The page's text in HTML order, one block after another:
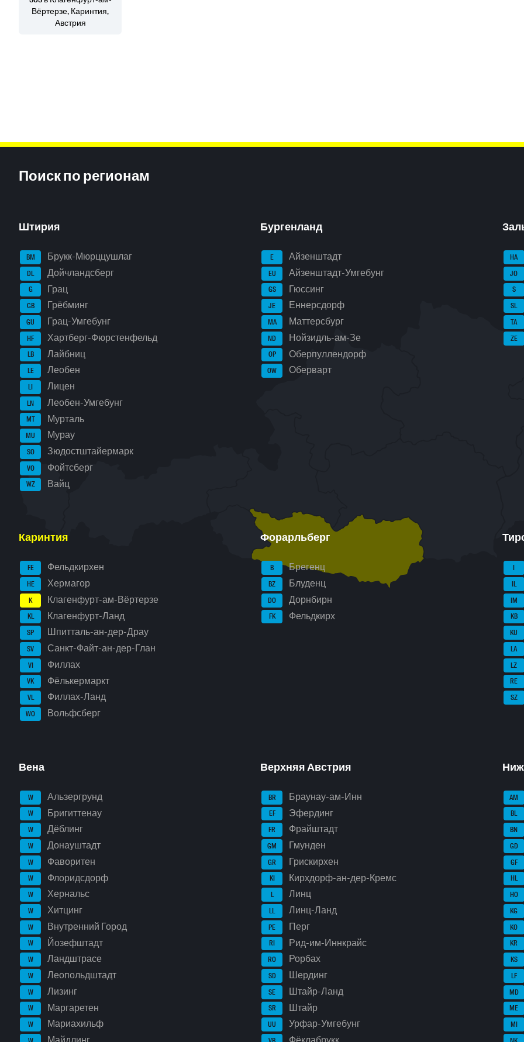
Вёртерзе, Каринтия,
Австрия
Поиск по регионам
Штирия
BM Брукк-Мюрццушлаг
DL Дойчландсберг
G Грац
GB Грёбминг
GU Грац-Умгебунг
HF Хартберг-Фюрстенфельд
LB Лайбниц
LE Леобен
LI Лицен
LN Леобен-Умгебунг
MT Мурталь
MU Мурау
SO Зюдостштайермарк
VO Фойтсберг
WZ Вайц
Бургенланд
E Айзенштадт
EU Айзенштадт-Умгебунг
GS Гюссинг
JE Еннерсдорф
MA Маттерсбург
ND Нойзидль-ам-Зе
OP Оберпуллендорф
OW Оберварт
HA
JO
S
SL
TA
ZE
Каринтия
FE Фельдкирхен
HE Хермагор
K Клагенфурт-ам-Вёртерзе
KL Клагенфурт-Ланд
SP Шпитталь-ан-дер-Драу
SV Санкт-Файт-ан-дер-Глан
VI Филлах
VK Фёлькермаркт
VL Филлах-Ланд
WO Вольфсберг
Форарльберг
B Брегенц
BZ Блуденц
DO Дорнбирн
FK Фельдкирх
I
IL
IM
KB
KU
LA
LZ
RE
SZ
Вена
W Альзергрунд
W Бригиттенау
W Дёблинг
W Донауштадт
W Фаворитен
W Флоридсдорф
W Хернальс
W Хитцинг
W Внутренний Город
W Йозефштадт
W Ландштрасе
W Леопольдштадт
W Лизинг
W Маргаретен
W Мариахильф
Верхняя Австрия
BR Браунау-ам-Инн
EF Эфердинг
FR Фрайштадт
GM Гмунден
GR Грискирхен
KI Кирхдорф-ан-дер-Кремс
L Линц
LL Линц-Ланд
PE Перг
RI Рид-им-Иннкрайс
RO Рорбах
SD Шердинг
SE Штайр-Ланд
SR Штайр
UU Урфар-Умгебунг
AM
BL
BN
GD
GF
HL
HO
KG
KO
KR
KS
LF
MD
ME
MI